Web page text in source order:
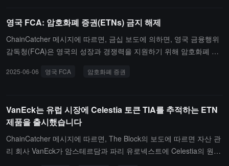
하노이에서 Web3 미래의 밤 주제 파티를 공동 주최
할 예정입니다. 이 자리에는 베트남 현지에서 가장 활
발한 KOL 및 커뮤니티가 모여 Web3 종사자들을 위
따르면, GM Vietnam-베트남 블록체인 주간은 8월 1
예상하고 있어 베트남에서 가장 규모가 큰 블록체인
및 Web3 산업 행사입니다.
영국 FCA: 암호화폐 증권(ETNs) 금지 해제
ChainCatcher 메시지에 따르면, 금십 보도에 의하면, 영국 금융행위
감독청(FCA)은 영국의 성장과 경쟁력을 지원하기 위해 암호화폐 증
2025-06-06 영국 FCA 암호화폐 증권
VanEck는 유럽 시장에 Celestia 토큰 TIA를 추적하는 ETN
제품을 출시했습니다
ChainCatcher 메시지에 따르면, The Block의 보도에 따르면 자산 관
리 회사 VanEck가 암스테르담과 파리 유로넥스트에 Celestia의 원주